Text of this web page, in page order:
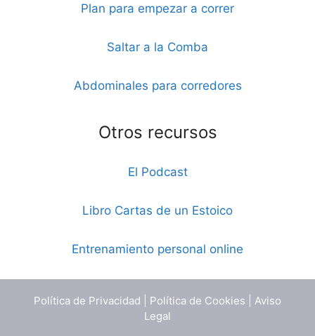
Plan para empezar a correr
Saltar a la Comba
Abdominales para corredores
Otros recursos
El Podcast
Libro Cartas de un Estoico
Entrenamiento personal online
Política de Privacidad Política de Cookies
Aviso
Legal